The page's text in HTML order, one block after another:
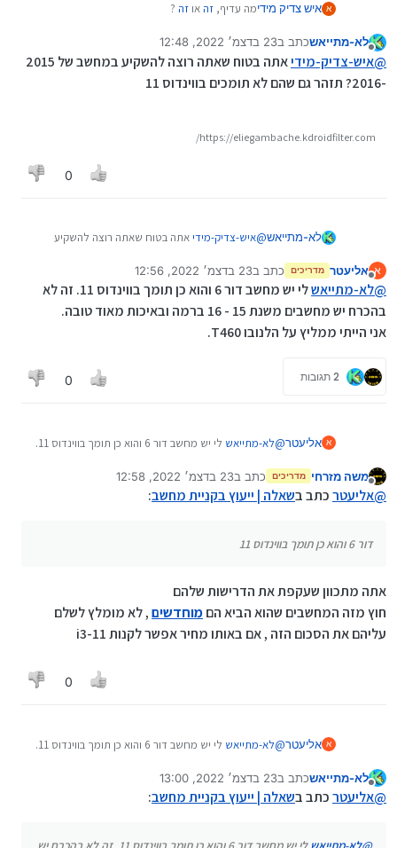
א איש צדיק מידימה עדיף, זהאו זה ?
לא-מתייאשכתב ב23 בדצמ׳ 2022, 12:48
נערך לאחרונה על ידי
@איש-צדיק-מידי
אתה בטוח שאתה רוצה להשקיע במחשב של 2015
-2016? תזהר גם שהם לא תומכים בווינדוס 11
https://eliegambache.kdroidfilter.com/
0
לא-מתייאש@איש-צדיק-מידיאתה בטוח שאתה רוצה להשקיע
בווינדוס 11
א
מנותק
אליעטר מדריכים כתב ב23 בדצמ׳ 2022, 12:56
נערך לאחרונה על ידי
@לא-מתייאש
לי יש מחשב דור 6 והוא כן תומך בווינדוס 11. זה לא
בהכרח יש מחשבים משנת 15 - 16 ברמה ובאיכות מאוד טובה.
אני הייתי ממליץ על הלנובו T460.
2 תגובות 0
א אליעטר@לא-מתייאש
לי יש מחשב דור 6 והוא כן תומך בווינדוס 11.
מאוד טובה.
אני הייתי ממליץ על הלנובו T460.
מנותק
משה מזרחי מדריכים כתב ב23 בדצמ׳ 2022, 12:58
נערך לאחרונה על ידי משה מזרחי
@אליעטרכתב בשאלה | ייעוץ בקניית מחשב:
דור 6 והוא כן תומך בווינדוס 11
אתה מתכוון שעקפת את הדרישות שלהם
חוץ מזה המחשבים שהוא הביא הםמוחדשים, לא מומלץ לשלם
עליהם את הסכום הזה , אם באותו מחיר אפשר לקנות i3-11
0
א אליעטר@לא-מתייאש
לי יש מחשב דור 6 והוא כן תומך בווינדוס 11.
מאוד טובה.
אני הייתי ממליץ על הלנובו T460.
מנותק
לא-מתייאשכתב ב23 בדצמ׳ 2022, 13:00
נערך לאחרונה על ידי לא-מתייאש
@אליעטרכתב בשאלה | ייעוץ בקניית מחשב: